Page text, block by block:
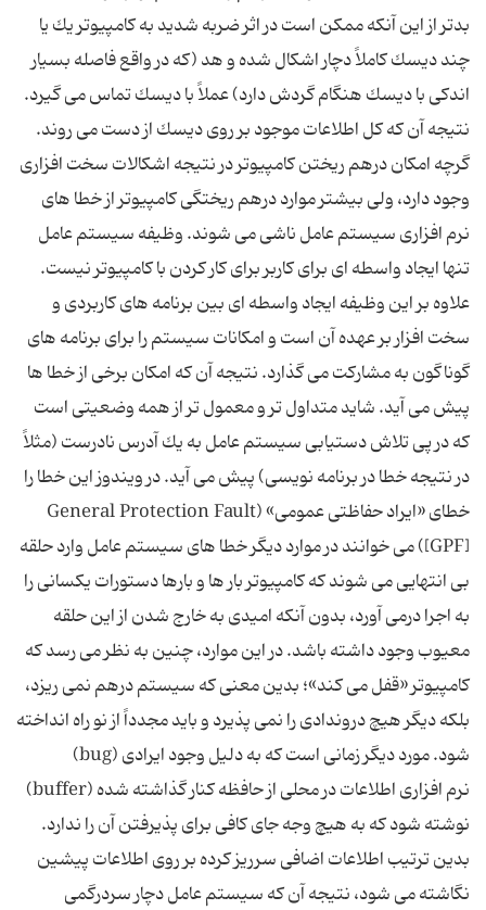
بدتر از این آنكه ممكن است در اثر ضربه شدید به كامپیوتر یك یا
چند دیسك كاملاً دچار اشكال شده و هد (كه در واقع فاصله بسیار
اندكى با دیسك هنگام گردش دارد) عملاً با دیسك تماس مى گیرد.
نتیجه آن كه كل اطلاعات موجود بر روى دیسك از دست مى روند.
گرچه امكان درهم ریختن كامپیوتر در نتیجه اشكالات سخت افزارى
وجود دارد، ولى بیشتر موارد درهم ریختگى كامپیوتر از خطا هاى
نرم افزارى سیستم عامل ناشى مى شوند. وظیفه سیستم عامل
تنها ایجاد واسطه اى براى كاربر براى كار كردن با كامپیوتر نیست.
علاوه بر این وظیفه ایجاد واسطه اى بین برنامه هاى كاربردى و
سخت افزار بر عهده آن است و امكانات سیستم را براى برنامه هاى
گوناگون به مشاركت مى گذارد. نتیجه آن كه امكان برخى از خطا ها
پیش مى آید. شاید متداول تر و معمول تر از همه وضعیتى است
كه در پى تلاش دستیابى سیستم عامل به یك آدرس نادرست (مثلاً
در نتیجه خطا در برنامه نویسى) پیش مى آید. در ویندوز این خطا را
خطاى «ایراد حفاظتى عمومى» General Protection Fault)
[GPF]) مى خوانند در موارد دیگر خطا هاى سیستم عامل وارد حلقه
بى انتهایى مى شوند كه كامپیوتر بار ها و بارها دستورات یكسانى را
به اجرا درمى آورد، بدون آنكه امیدى به خارج شدن از این حلقه
معیوب وجود داشته باشد. در این موارد، چنین به نظر مى رسد كه
كامپیوتر «قفل مى كند»؛ بدین معنى كه سیستم درهم نمى ریزد،
بلكه دیگر هیچ دروندادى را نمى پذیرد و باید مجدداً از نو راه انداخته
شود. مورد دیگر زمانى است كه به دلیل وجود ایرادى (bug)
نرم افزارى اطلاعات در محلى از حافظه كنار گذاشته شده (buffer)
نوشته شود كه به هیچ وجه جاى كافى براى پذیرفتن آن را ندارد.
بدین ترتیب اطلاعات اضافى سرریز كرده بر روى اطلاعات پیشین
نگاشته مى شود، نتیجه آن كه سیستم عامل دچار سردرگمى